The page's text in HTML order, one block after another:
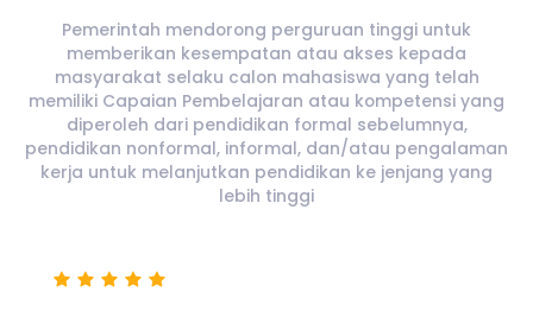
Pemerintah mendorong perguruan tinggi untuk
memberikan kesempatan atau akses kepada
masyarakat selaku calon mahasiswa yang telah
memiliki Capaian Pembelajaran atau kompetensi yang
diperoleh dari pendidikan formal sebelumnya,
pendidikan nonformal, informal, dan/atau pengalaman
kerja untuk melanjutkan pendidikan ke jenjang yang
lebih tinggi